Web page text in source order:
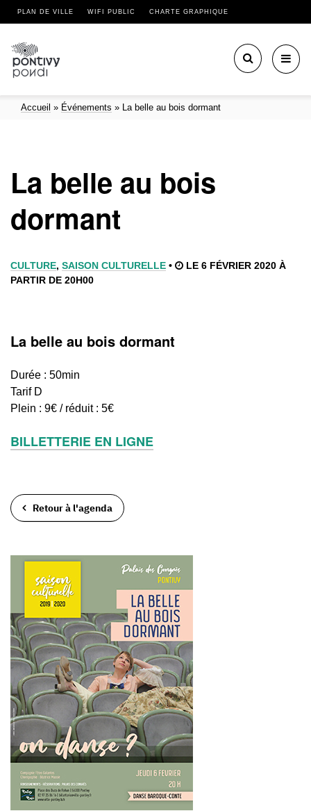
PLAN DE VILLE WIFI PUBLIC CHARTE GRAPHIQUE
Accueil » Événements » La belle au bois dormant
La belle au bois
dormant
CULTURE, SAISON CULTURELLE •
LE 6 FÉVRIER 2020 À
PARTIR DE 20H00
La belle au bois dormant
Durée : 50min
Tarif D
Plein : 9€ / réduit : 5€
BILLETTERIE EN LIGNE
Retour à l'agenda